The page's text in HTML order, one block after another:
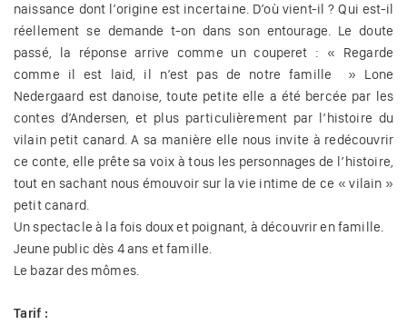
naissance dont l’origine est incertaine. D’où vient-il ? Qui est-il
réellement se demande t-on dans son entourage. Le doute
passé, la réponse arrive comme un couperet : « Regarde
comme il est laid, il n’est pas de notre famille » Lone
Nedergaard est danoise, toute petite elle a été bercée par les
contes d’Andersen, et plus particulièrement par l’histoire du
vilain petit canard. A sa manière elle nous invite à redécouvrir
ce conte, elle prête sa voix à tous les personnages de l’histoire,
tout en sachant nous émouvoir sur la vie intime de ce « vilain »
petit canard.
Un spectacle à la fois doux et poignant, à découvrir en famille.
Jeune public dès 4 ans et famille.
Le bazar des mômes.
Tarif :